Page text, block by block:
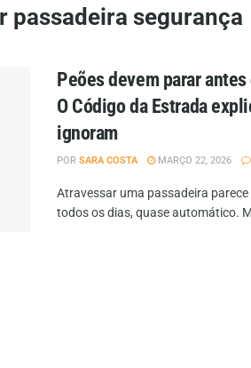
passadeira segurança
Peões devem parar
O Código da Estrada
ignoram
POR SARA COSTA MARÇO 22, 2026
Atravessar uma passadeira
todos os dias, quase automático.